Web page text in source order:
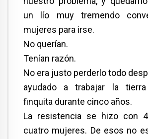
un lío muy tremendo
mujeres para irse.
No querían.
Tenían razón.
No era justo perderlo todo
ayudado a trabajar la
finquita durante cinco años.
La resistencia se hizo con
cuatro mujeres. De esos no